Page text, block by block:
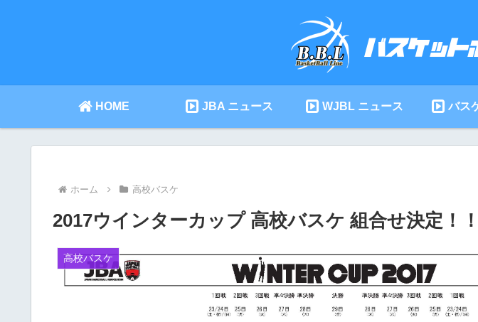
HOME JBA ニュース WJBL ニュース バス
ホーム 高校バスケ
2017ウインターカップ 高校バスケ 組合せ決定！！
高校バスケ